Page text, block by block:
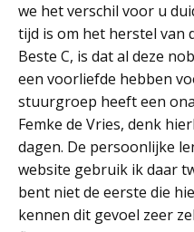
we het verschil voor u
tijd is om het herstel van
Beste C, is dat al deze
een voorliefde hebben
stuurgroep heeft een
Femke de Vries, denk
dagen. De persoonlijke
website gebruik ik daar
bent niet de eerste die
kennen dit gevoel zeer